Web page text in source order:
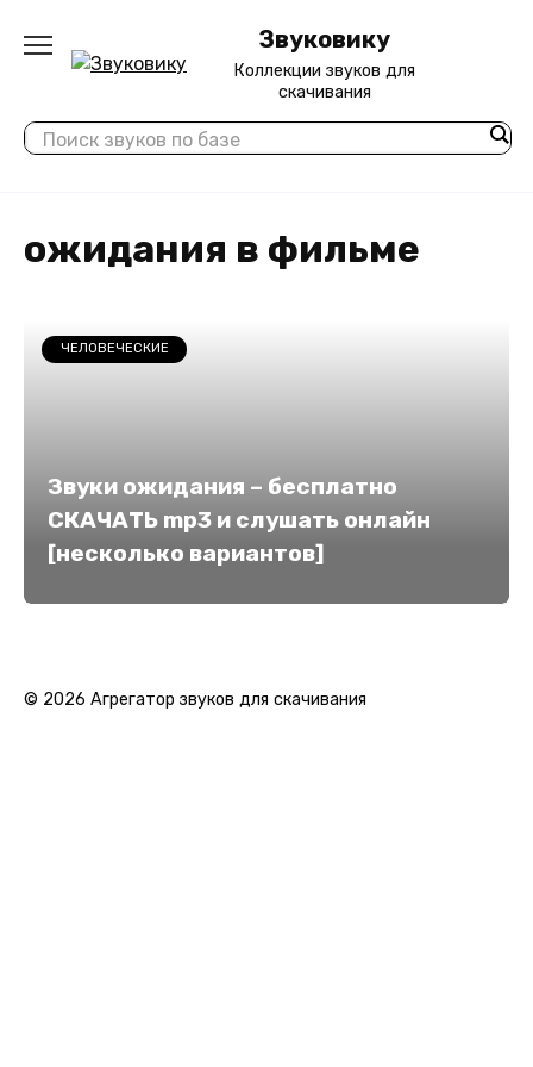
содержанию
Звуковику
Коллекции звуков для
скачивания
ожидания в фильме
ЧЕЛОВЕЧЕСКИЕ
Звуки ожидания – бесплатно
СКАЧАТЬ mp3 и слушать онлайн
[несколько вариантов]
© 2026 Агрегатор звуков для скачивания